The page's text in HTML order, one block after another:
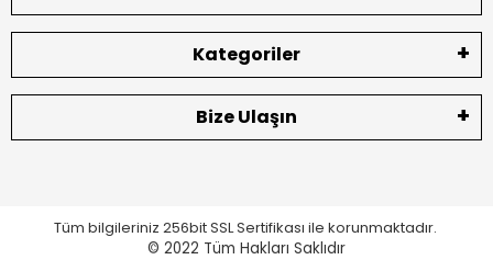
Kategoriler
Bize Ulaşın
Tüm bilgileriniz 256bit SSL Sertifikası ile korunmaktadır.
© 2022 Tüm Hakları Saklıdır